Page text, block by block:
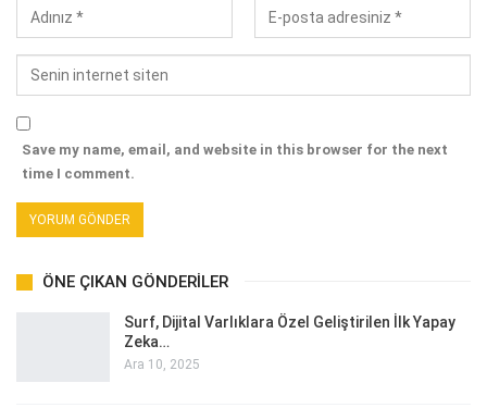
Save my name, email, and website in this browser for the next
time I comment.
ÖNE ÇIKAN GÖNDERILER
Surf, Dijital Varlıklara Özel Geliştirilen İlk Yapay
Zeka…
Ara 10, 2025